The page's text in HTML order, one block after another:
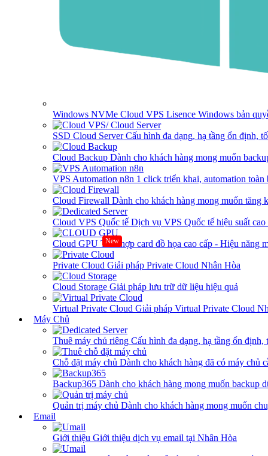
Windows NVMe Cloud VPS Lisence Windows bản
SSD Cloud ServerCấu hình đa dạng, hạ tầng ổn định,
Cloud Backup Dành cho khách hàng mong muốn
VPS Automation n8n 1 click triển khai, automation toàn
Cloud Firewall Dành cho khách hàng mong muốn tăng
Cloud VPS Quốc tế Dịch vụ VPS Quốc tế hiệu suất
Cloud GPU New
Tích hợp card đồ họa cao cấp - Hiệu năng
Private Cloud Giải pháp Private Cloud Nhân Hòa
Cloud Storage Giải pháp lưu trữ dữ liệu hiệu quả
Virtual Private Cloud Giải pháp Virtual Private Cloud
Máy Chủ
Thuê máy chủ riêng Cấu hình đa dạng, hạ tầng ổn
Chỗ đặt máy chủ Dành cho khách hàng đã có máy chủ
Backup365 Dành cho khách hàng mong muốn backup
Quản trị máy chủ Dành cho khách hàng mong muốn
Email
Giới thiệu Giới thiệu dịch vụ email tại Nhân Hòa